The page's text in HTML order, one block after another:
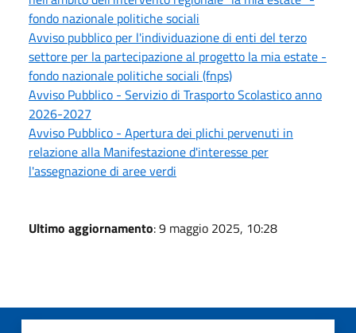
fondo nazionale politiche sociali
Avviso pubblico per l'individuazione di enti del terzo
settore per la partecipazione al progetto la mia estate -
fondo nazionale politiche sociali (fnps)
Avviso Pubblico - Servizio di Trasporto Scolastico anno
2026-2027
Avviso Pubblico - Apertura dei plichi pervenuti in
relazione alla Manifestazione d'interesse per
l'assegnazione di aree verdi
Ultimo aggiornamento: 9 maggio 2025, 10:28